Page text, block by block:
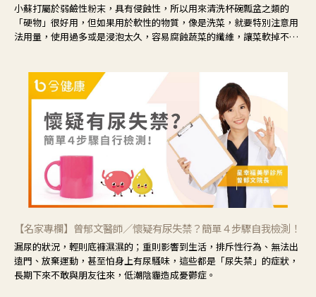
小蘇打屬於弱鹼性粉末，具有侵蝕性，所以用來清洗杯碗瓢盆之類的
「硬物」很好用，但如果用於軟性的物質，像是洗菜，就要特別注意用
法用量，使用過多或是浸泡太久，容易腐蝕蔬菜的纖維，讓菜軟掉不清
【名家專欄】曾郁文醫師／懷疑有尿失禁？簡單４步驟自我檢測！
漏尿的狀況，輕則底褲濕濕的；重則影響到生活，排斥性行為、無法出
遠門、放棄運動，甚至怕身上有尿騷味，這些都是「尿失禁」的症狀，
長期下來不敢與朋友往來，低潮陰霾造成憂鬱症。